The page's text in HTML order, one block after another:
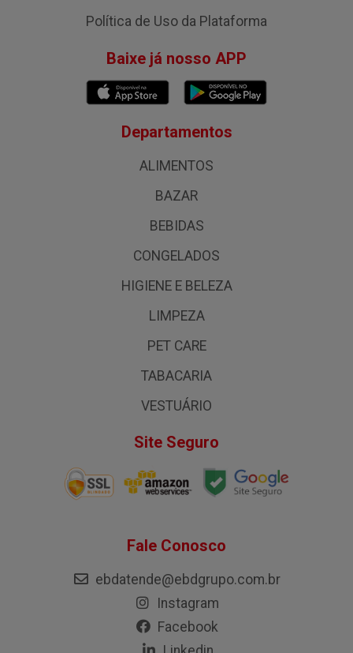
Política de Uso da Plataforma
Baixe já nosso APP
Departamentos
ALIMENTOS
BAZAR
BEBIDAS
CONGELADOS
HIGIENE E BELEZA
LIMPEZA
PET CARE
TABACARIA
VESTUÁRIO
Site Seguro
Fale Conosco
ebdatende@ebdgrupo.com.br
Instagram
Facebook